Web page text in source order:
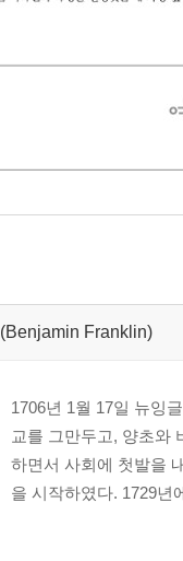
(Benjamin Franklin)
1706년 1월 17일 뉴잉
교를 그만두고, 양초와
하면서 사회에 첫발을
을 시작하였다. 1729년